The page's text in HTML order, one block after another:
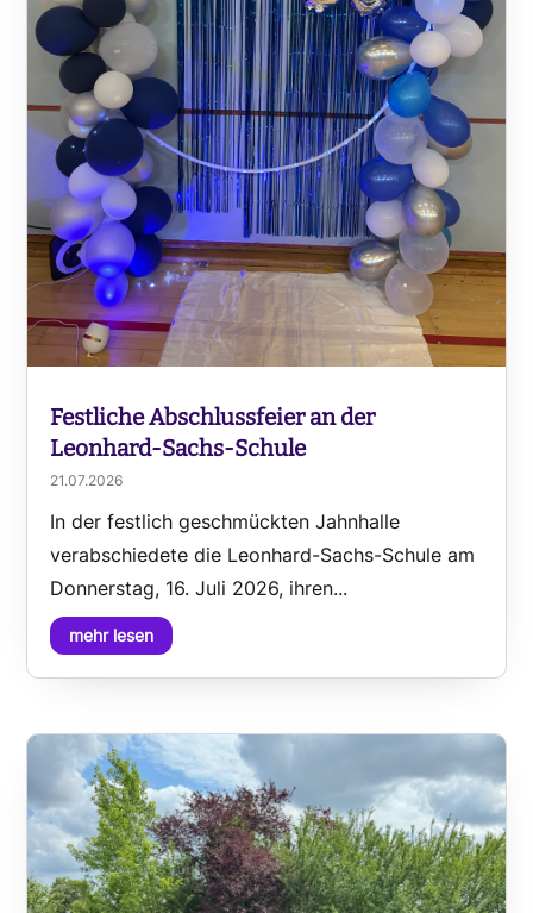
Festliche Abschlussfeier an der
Leonhard-Sachs-Schule
21.07.2026
In der festlich geschmückten Jahnhalle
verabschiedete die Leonhard-Sachs-Schule am
Donnerstag, 16. Juli 2026, ihren...
mehr lesen